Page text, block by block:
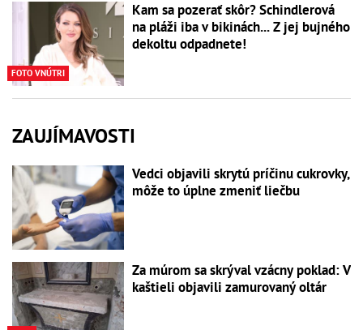
FOTO VNÚTRI
Kam sa pozerať skôr? Schindlerová
na pláži iba v bikinách... Z jej bujného
dekoltu odpadnete!
ZAUJÍMAVOSTI
Vedci objavili skrytú príčinu cukrovky,
môže to úplne zmeniť liečbu
Za múrom sa skrýval vzácny poklad: V
kaštieli objavili zamurovaný oltár